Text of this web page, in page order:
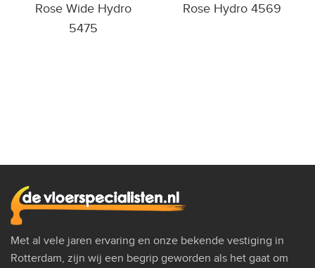
Rose Wide Hydro
5475
Rose Hydro 4569
Met al vele jaren ervaring en onze bekende vestiging in
Rotterdam, zijn wij een begrip geworden als het gaat om